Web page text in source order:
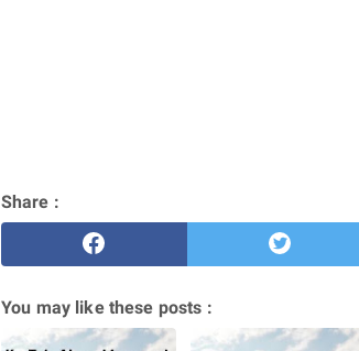
Share :
You may like these posts :